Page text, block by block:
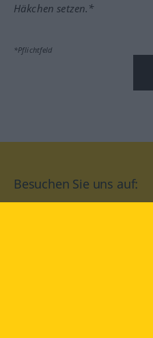
Häkchen setzen.*
*Pflichtfeld
Besuchen Sie uns auf: